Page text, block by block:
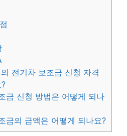
전기차 보조금 신청 자격
금 신청 방법은 어떻게 되나
금의 금액은 어떻게 되나요?